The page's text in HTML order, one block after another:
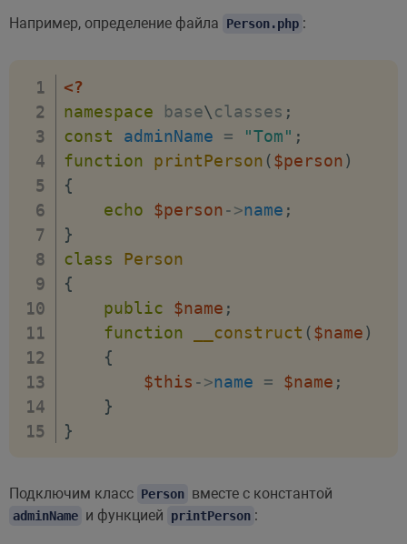
Например, определение файла
Person.php :
<?
namespace
base\ classes ;
const
adminName = "Tom" ;
function
printPerson ($person)
{
echo
$person->name ;
}
class
Person
{
public
$name ;
function
__construct ($name)
{
$this ->name = $name ;
}
}
Подключим класс Person вместе с константой
adminName и функцией printPerson :